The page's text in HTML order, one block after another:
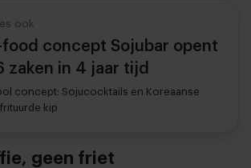
ook
food concept Sojubar opent
zaken in 4 jaar tijd
concept: Sojucocktails en Koreaanse
kip
geen friet